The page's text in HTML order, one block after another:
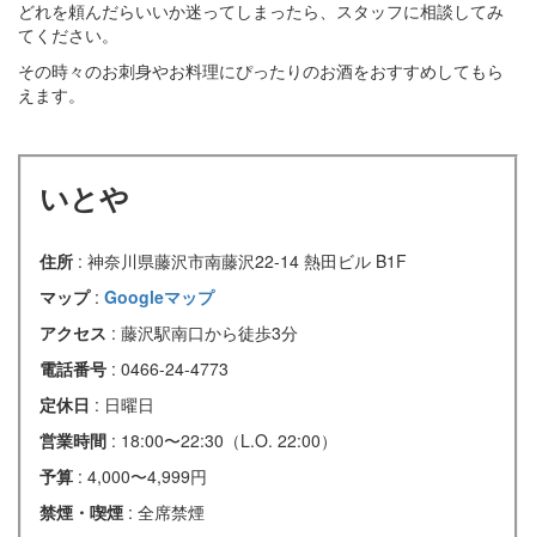
どれを頼んだらいいか迷ってしまったら、スタッフに相談してみ
てください。
その時々のお刺身やお料理にぴったりのお酒をおすすめしてもら
えます。
いとや
住所 : 神奈川県藤沢市南藤沢22-14 熱田ビル B1F
マップ : Googleマップ
アクセス : 藤沢駅南口から徒歩3分
電話番号 : 0466-24-4773
定休日 : 日曜日
営業時間 : 18:00〜22:30（L.O. 22:00）
予算 : 4,000〜4,999円
禁煙・喫煙 : 全席禁煙